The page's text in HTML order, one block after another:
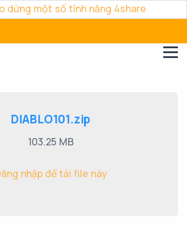
dừng một số tính năng 4share
DIABLO101.zip
103.25 MB
nhập để tải file này